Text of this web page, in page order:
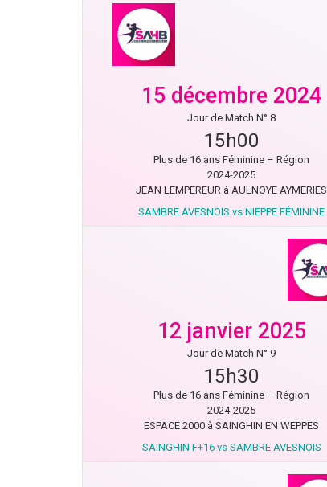
15 décembre 2024
Jour de Match N° 8
15h00
Plus de 16 ans Féminine – Région
2024-2025
JEAN LEMPEREUR à AULNOYE AYMERIES
SAMBRE AVESNOIS vs NIEPPE FÉMININE
12 janvier 2025
Jour de Match N° 9
15h30
Plus de 16 ans Féminine – Région
2024-2025
ESPACE 2000 à SAINGHIN EN WEPPES
SAINGHIN F+16 vs SAMBRE AVESNOIS